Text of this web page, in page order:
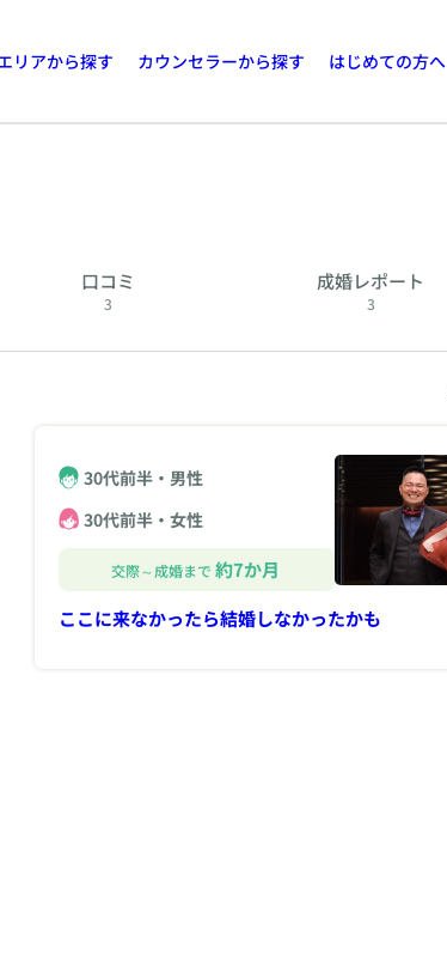
リアから探す カウンセラーから探す はじめての方へ
口コミ
3
成婚レポート
3
30代前半・男性
30代前半・女性
交際～成婚まで 約7か月
ここに来なかったら結婚しなかったかも